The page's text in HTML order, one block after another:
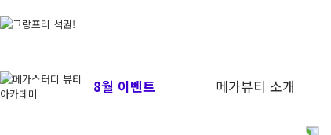
8월 이벤트 메가뷰티 소개